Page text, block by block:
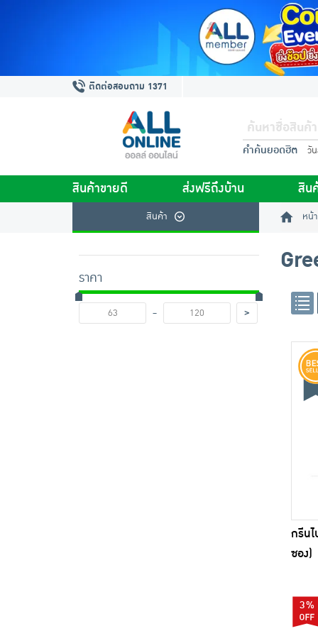
ติดต่อสอบถาม 1371
คำค้นยอดฮิต วั
สินค้าขายดี ส่งฟรีถึงบ้าน สิน
สินค้า หน้
ราคา
-
>
กรีน
ซอง)
3%